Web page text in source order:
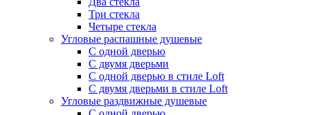
Три стекла
Четыре стекла
Угловые распашные душевые
С одной дверью
С двумя дверьми
С одной дверью в стиле Loft
С двумя дверьми в стиле Loft
Угловые раздвижные душевые